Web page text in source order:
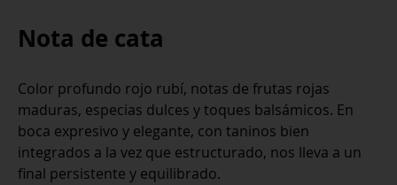
Nota de cata
Color profundo rojo rubí, notas de frutas rojas
maduras, especias dulces y toques balsámicos. En
boca expresivo y elegante, con taninos bien
integrados a la vez que estructurado, nos lleva a un
final persistente y equilibrado.